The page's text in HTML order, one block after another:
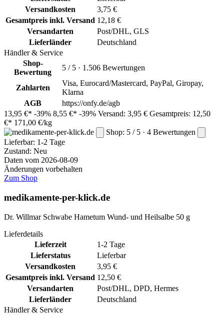
Versandkosten
3,75 €
Gesamtpreis inkl. Versand 12,18 €
Versandarten
Post/DHL, GLS
Lieferländer
Deutschland
Händler & Service
Shop-
Bewertung
5 / 5 · 1.506 Bewertungen
Zahlarten
Visa, Eurocard/Mastercard, PayPal, Giropay,
Klarna
AGB
https://onfy.de/agb
13,95 €* -39% 8,55 €* -39% Versand: 3,95 € Gesamtpreis: 12,50
€* 171,00 €/kg
Shop: 5 / 5 · 4 Bewertungen
Lieferbar: 1-2 Tage
Zustand: Neu
Daten vom 2026-08-09
Änderungen vorbehalten
Zum Shop
medikamente-per-klick.de
Dr. Willmar Schwabe Hametum Wund- und Heilsalbe 50 g
Lieferdetails
Lieferzeit
1-2 Tage
Lieferstatus
Lieferbar
Versandkosten
3,95 €
Gesamtpreis inkl. Versand 12,50 €
Versandarten
Post/DHL, DPD, Hermes
Lieferländer
Deutschland
Händler & Service